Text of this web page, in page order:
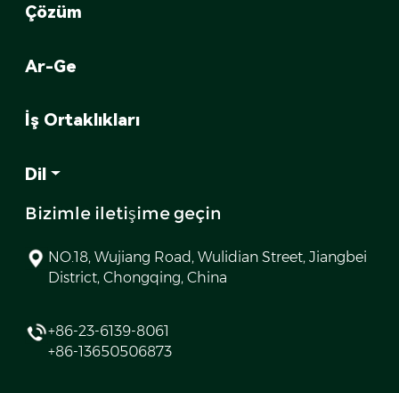
Çözüm
Ar-Ge
İş Ortaklıkları
Dil
Bizimle iletişime geçin
NO.18, Wujiang Road, Wulidian Street, Jiangbei
District, Chongqing, China
+86-23-6139-8061
+86-13650506873